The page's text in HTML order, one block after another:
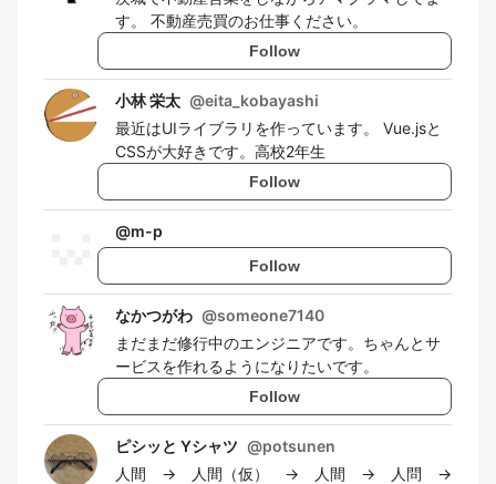
す。 不動産売買のお仕事ください。
Follow
小林 栄太 @eita_kobayashi
最近はUIライブラリを作っています。 Vue.jsと
CSSが大好きです。高校2年生
Follow
@m-p
Follow
なかつがわ @someone7140
まだまだ修行中のエンジニアです。ちゃんとサ
ービスを作れるようになりたいです。
Follow
ピシッと Yシャツ @potsunen
人間 → 人間（仮） → 人間 → 人問 →